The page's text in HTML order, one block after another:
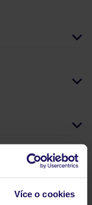
Více o cookies